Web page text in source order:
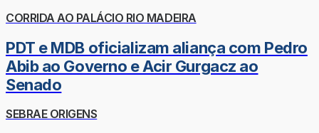
CORRIDA AO PALÁCIO RIO MADEIRA
PDT e MDB oficializam aliança com Pedro
Abib ao Governo e Acir Gurgacz ao
Senado
SEBRAE ORIGENS